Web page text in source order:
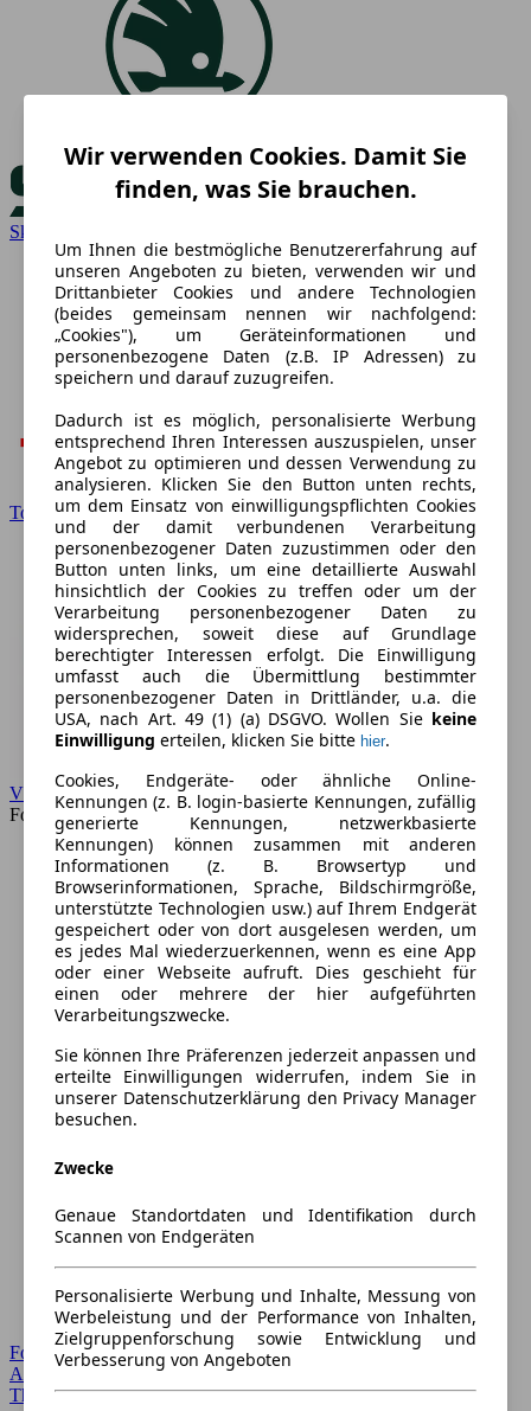
Skoda
Toyota
VW
Forum
Forum Startseite
Alle Auto-Foren
Themen-Forum
Wir verwenden Cookies. Damit Sie
finden, was Sie brauchen.
Um Ihnen die bestmögliche Benutzererfahrung auf
unseren Angeboten zu bieten, verwenden wir und
Drittanbieter Cookies und andere Technologien
(beides gemeinsam nennen wir nachfolgend:
„Cookies"), um Geräteinformationen und
personenbezogene Daten (z.B. IP Adressen) zu
speichern und darauf zuzugreifen.
Dadurch ist es möglich, personalisierte Werbung
entsprechend Ihren Interessen auszuspielen, unser
Angebot zu optimieren und dessen Verwendung zu
analysieren. Klicken Sie den Button unten rechts,
um dem Einsatz von einwilligungspflichten Cookies
und der damit verbundenen Verarbeitung
personenbezogener Daten zuzustimmen oder den
Button unten links, um eine detaillierte Auswahl
hinsichtlich der Cookies zu treffen oder um der
Verarbeitung personenbezogener Daten zu
widersprechen, soweit diese auf Grundlage
berechtigter Interessen erfolgt. Die Einwilligung
umfasst auch die Übermittlung bestimmter
personenbezogener Daten in Drittländer, u.a. die
USA, nach Art. 49 (1) (a) DSGVO. Wollen Sie keine
Einwilligung erteilen, klicken Sie bitte hier.
Cookies, Endgeräte- oder ähnliche Online-
Kennungen (z. B. login-basierte Kennungen, zufällig
generierte Kennungen, netzwerkbasierte
Kennungen) können zusammen mit anderen
Informationen (z. B. Browsertyp und
Browserinformationen, Sprache, Bildschirmgröße,
unterstützte Technologien usw.) auf Ihrem Endgerät
gespeichert oder von dort ausgelesen werden, um
es jedes Mal wiederzuerkennen, wenn es eine App
oder einer Webseite aufruft. Dies geschieht für
einen oder mehrere der hier aufgeführten
Verarbeitungszwecke.
Sie können Ihre Präferenzen jederzeit anpassen und
erteilte Einwilligungen widerrufen, indem Sie in
unserer Datenschutzerklärung den Privacy Manager
besuchen.
Zwecke
Genaue Standortdaten und Identifikation durch
Scannen von Endgeräten
Personalisierte Werbung und Inhalte, Messung von
Werbeleistung und der Performance von Inhalten,
Zielgruppenforschung sowie Entwicklung und
Verbesserung von Angeboten